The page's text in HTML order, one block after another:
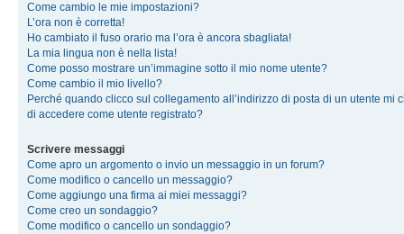
Come cambio le mie impostazioni?
L’ora non è corretta!
Ho cambiato il fuso orario ma l’ora è ancora sbagliata!
La mia lingua non è nella lista!
Come posso mostrare un’immagine sotto il mio nome utente?
Come cambio il mio livello?
Perché quando clicco sul collegamento all’indirizzo di posta di un utente mi
di accedere come utente registrato?
Scrivere messaggi
Come apro un argomento o invio un messaggio in un forum?
Come modifico o cancello un messaggio?
Come aggiungo una firma ai miei messaggi?
Come creo un sondaggio?
Come modifico o cancello un sondaggio?